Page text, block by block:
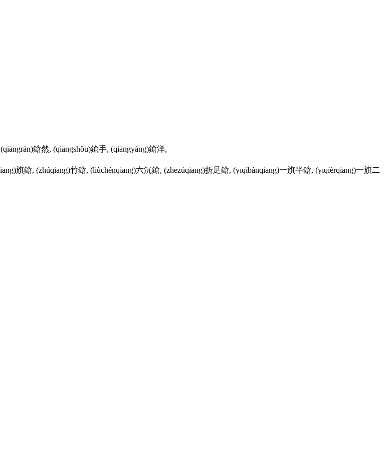
鎗然, (qiāngshǒu)鎗手, (qiāngyáng)鎗洋,
旗鎗, (zhúqiāng)竹鎗, (liùchénqiāng)六沉鎗, (zhēzúqiāng)折足鎗, (yīqíbànqiāng)一旗半鎗, (yīqíèrqiāng)一旗二